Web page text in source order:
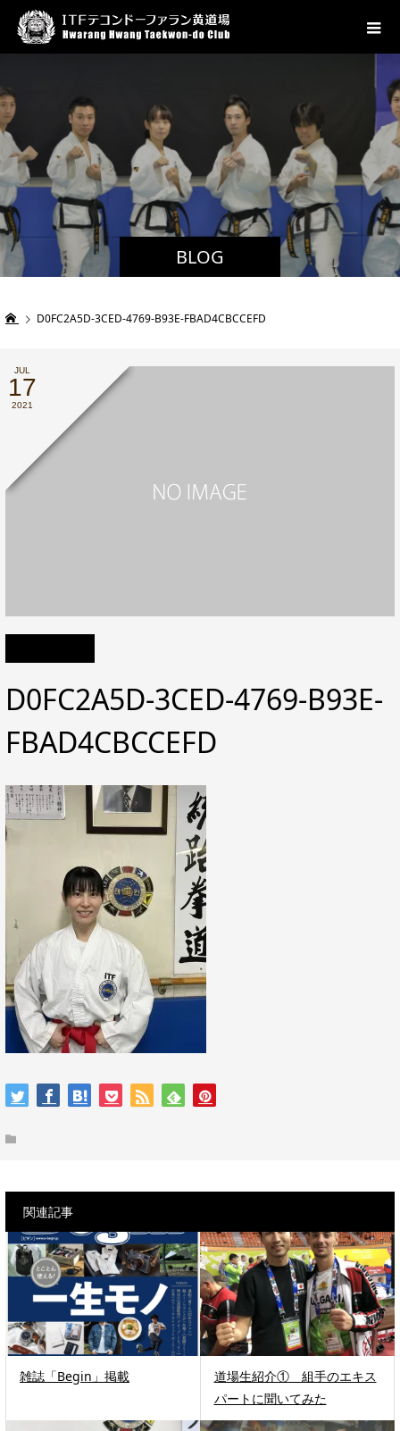
BLOG
D0FC2A5D-3CED-4769-B93E-FBAD4CBCCEFD
JUL
17
2021
D0FC2A5D-3CED-4769-B93E-
FBAD4CBCCEFD
関連記事
雑誌「Begin」掲載
道場生紹介① 組手のエキス
パートに聞いてみた